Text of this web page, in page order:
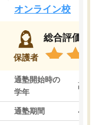
オンライン校
保護者
総合評価
通塾開始時の
学年
高3
通塾期間 4ヵ月